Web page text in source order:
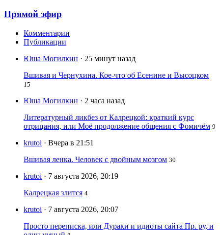
Прямой эфир
Комментарии
Публикации
Юша Могилкин · 25 минут назад
Вшивая и Чернухина. Кое-что об Есенине и Высоцком
15
Юша Могилкин · 2 часа назад
Литературный ликбез от Калрецкой: краткий курс
отрицания, или Моё продолжение общения с Фомичём 9
krutoi · Вчера в 21:51
Вшивая ленка. Человек с двойным мозгом 30
krutoi · 7 августа 2026, 20:19
Калрецкая злится 4
krutoi · 7 августа 2026, 20:07
Просто переписка, или Дураки и идиоты сайта Пр. ру, и